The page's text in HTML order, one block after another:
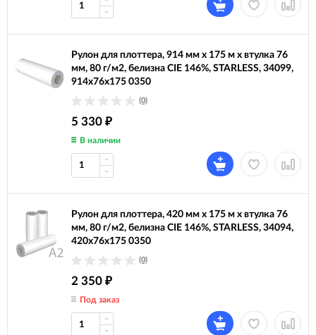
Рулон для плоттера, 914 мм х 175 м х втулка 76
мм, 80 г/м2, белизна CIE 146%, STARLESS, 34099,
914x76x175 0350
(0)
5 330 ₽
В наличии
Рулон для плоттера, 420 мм х 175 м х втулка 76
мм, 80 г/м2, белизна CIE 146%, STARLESS, 34094,
420x76x175 0350
(0)
2 350 ₽
Под заказ